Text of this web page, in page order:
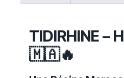
TIDIRHINE –
🇲🇦🔥